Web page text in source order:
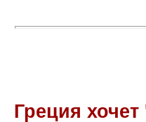
Греция